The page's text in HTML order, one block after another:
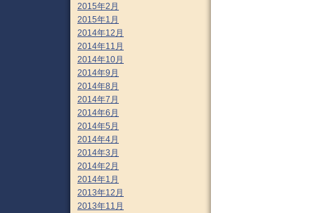
2015年2月
2015年1月
2014年12月
2014年11月
2014年10月
2014年9月
2014年8月
2014年7月
2014年6月
2014年5月
2014年4月
2014年3月
2014年2月
2014年1月
2013年12月
2013年11月